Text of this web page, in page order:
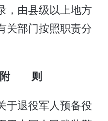
，由县级以上地方
关部门按照职责分
附 则
于退役军人预备役